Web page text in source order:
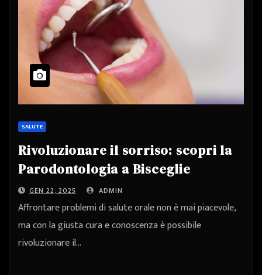
SALUTE
Rivoluzionare il sorriso: scopri la
Parodontologia a Bisceglie
GEN 22, 2025 ADMIN
Affrontare problemi di salute orale non è mai piacevole,
ma con la giusta cura e conoscenza è possibile
rivoluzionare il…